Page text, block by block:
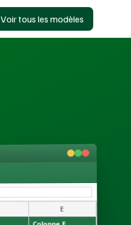
Voir tous les modèles
E